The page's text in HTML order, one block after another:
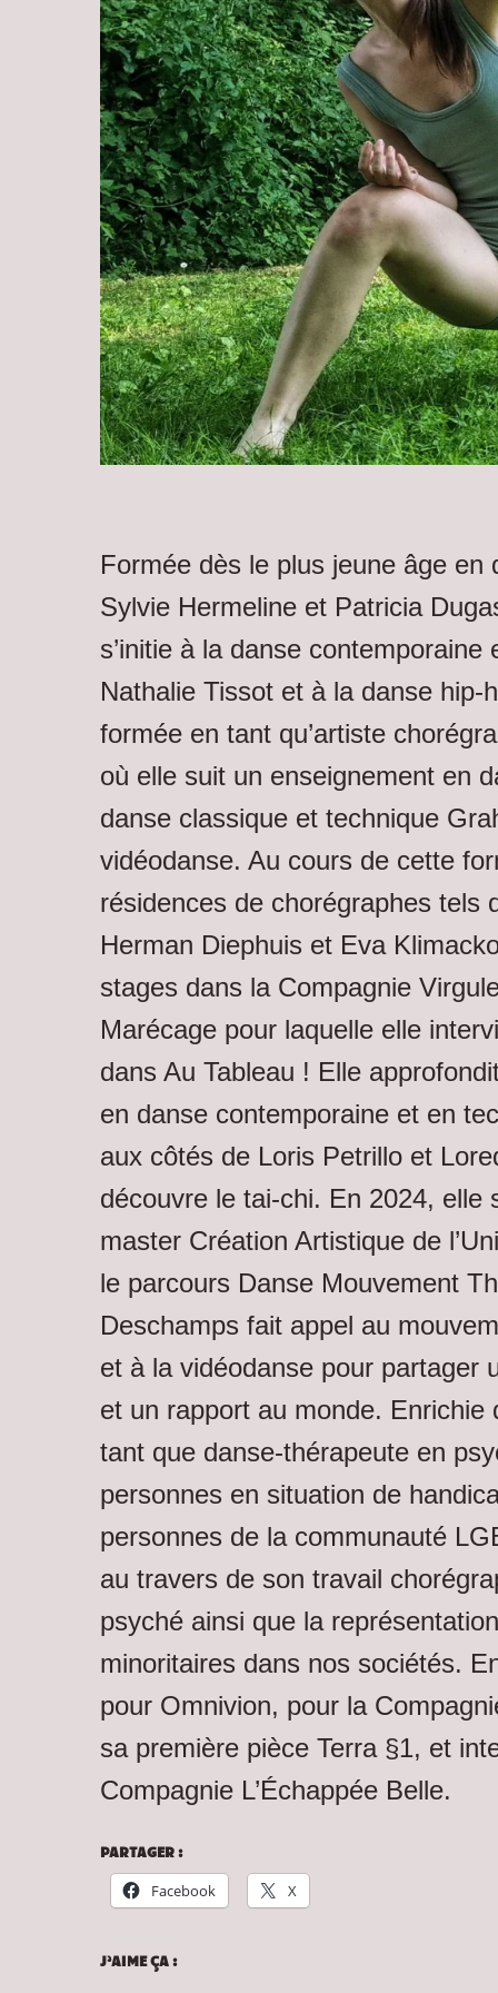
Formée dès le plus jeune âge en
Sylvie Hermeline et Patricia
s’initie à la danse contemporaine
Nathalie Tissot et à la danse hip-
formée en tant qu’artiste
où elle suit un enseignement en
danse classique et technique
vidéodanse. Au cours de cette
résidences de chorégraphes tels
Herman Diephuis et Eva
stages dans la Compagnie
Marécage pour laquelle elle
dans Au Tableau ! Elle
en danse contemporaine et en
aux côtés de Loris Petrillo et
découvre le tai-chi. En 2024, elle
master Création Artistique de
le parcours Danse Mouvement
Deschamps fait appel au
et à la vidéodanse pour partager
et un rapport au monde. Enrichie
tant que danse-thérapeute en
personnes en situation de
personnes de la communauté
au travers de son travail
psyché ainsi que la
minoritaires dans nos sociétés.
pour Omnivion, pour la
sa première pièce Terra §1, et
Compagnie L’Échappée Belle.
PARTAGER :
Facebook
X
J’AIME ÇA :